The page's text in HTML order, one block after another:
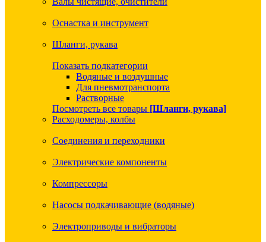
Оснастка и инструмент
Шланги, рукава
Показать подкатегории
Водяные и воздушные
Для пневмотранспорта
Растворные
Посмотреть все товары [Шланги, рукава]
Расходомеры, колбы
Соединения и переходники
Электрические компоненты
Компрессоры
Насосы подкачивающие (водяные)
Электроприводы и вибраторы